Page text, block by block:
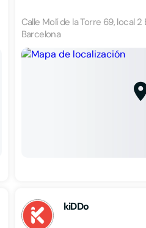
Calle Molí de la Torre 69, local 2
Barcelona
kiDDo